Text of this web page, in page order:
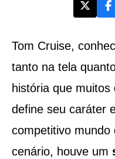
Tom Cruise,
tanto na tela
história que
define seu caráter
competitivo mundo
cenário, houve um